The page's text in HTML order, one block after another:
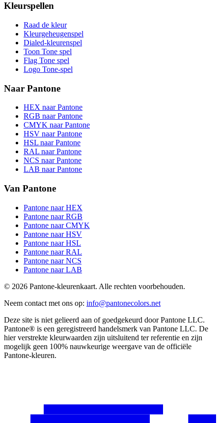
Kleurspellen
Raad de kleur
Kleurgeheugenspel
Dialed-kleurenspel
Toon Tone spel
Flag Tone spel
Logo Tone-spel
Naar Pantone
HEX naar Pantone
RGB naar Pantone
CMYK naar Pantone
HSV naar Pantone
HSL naar Pantone
RAL naar Pantone
NCS naar Pantone
LAB naar Pantone
Van Pantone
Pantone naar HEX
Pantone naar RGB
Pantone naar CMYK
Pantone naar HSV
Pantone naar HSL
Pantone naar RAL
Pantone naar NCS
Pantone naar LAB
© 2026 Pantone-kleurenkaart. Alle rechten voorbehouden.
Neem contact met ons op: info@pantonecolors.net
Deze site is niet gelieerd aan of goedgekeurd door Pantone LLC.
Pantone® is een geregistreerd handelsmerk van Pantone LLC. De
hier verstrekte kleurwaarden zijn uitsluitend ter referentie en zijn
mogelijk geen 100% nauwkeurige weergave van de officiële
Pantone-kleuren.